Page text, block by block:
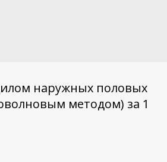
наружных половых
методом) за 1